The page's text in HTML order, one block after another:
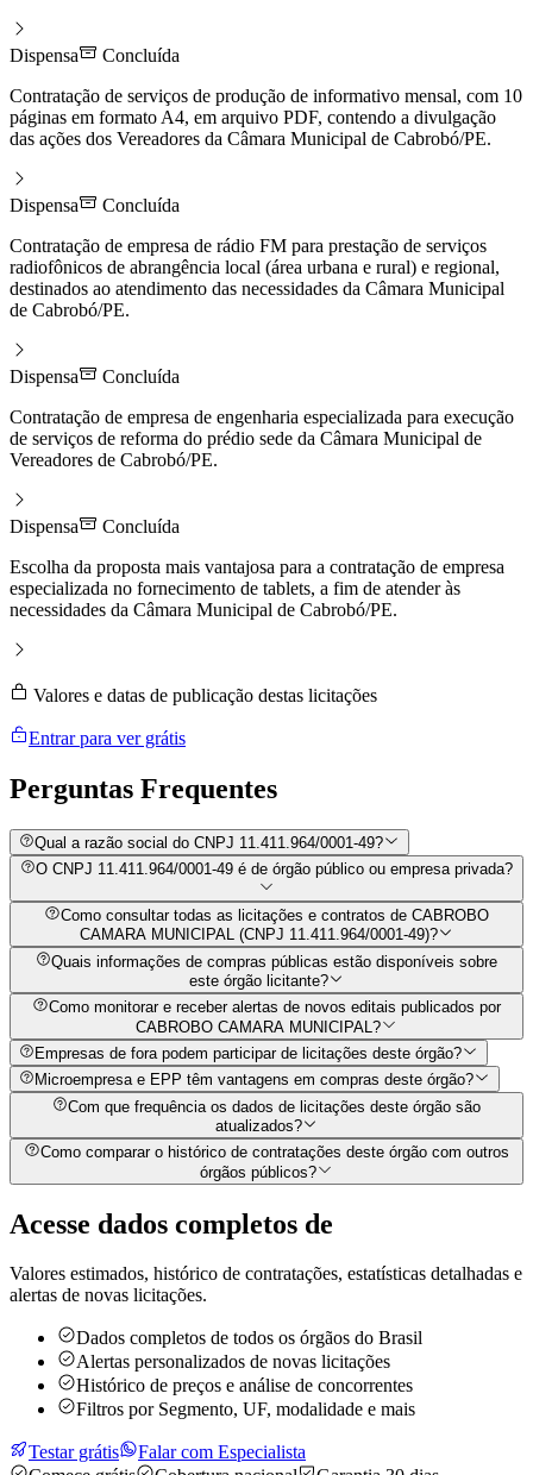
Dispensa
Concluída
Contratação de serviços de produção de informativo mensal, com 10
páginas em formato A4, em arquivo PDF, contendo a divulgação
das ações dos Vereadores da Câmara Municipal de Cabrobó/PE.
Dispensa
Concluída
Contratação de empresa de rádio FM para prestação de serviços
radiofônicos de abrangência local (área urbana e rural) e regional,
destinados ao atendimento das necessidades da Câmara Municipal
de Cabrobó/PE.
Dispensa
Concluída
Contratação de empresa de engenharia especializada para execução
de serviços de reforma do prédio sede da Câmara Municipal de
Vereadores de Cabrobó/PE.
Dispensa
Concluída
Escolha da proposta mais vantajosa para a contratação de empresa
especializada no fornecimento de tablets, a fim de atender às
necessidades da Câmara Municipal de Cabrobó/PE.
Valores e datas de publicação destas licitações
Entrar para ver grátis
Perguntas Frequentes
Qual a razão social do CNPJ 11.411.964/0001-49?
O CNPJ 11.411.964/0001-49 é de órgão público ou empresa privada?
Como consultar todas as licitações e contratos de CABROBO
CAMARA MUNICIPAL (CNPJ 11.411.964/0001-49)?
Quais informações de compras públicas estão disponíveis sobre
este órgão licitante?
Como monitorar e receber alertas de novos editais publicados por
CABROBO CAMARA MUNICIPAL?
Empresas de fora podem participar de licitações deste órgão?
Microempresa e EPP têm vantagens em compras deste órgão?
Com que frequência os dados de licitações deste órgão são
atualizados?
Como comparar o histórico de contratações deste órgão com outros
órgãos públicos?
Acesse dados completos de
Valores estimados, histórico de contratações, estatísticas detalhadas e
alertas de novas licitações.
Dados completos de todos os órgãos do Brasil
Alertas personalizados de novas licitações
Histórico de preços e análise de concorrentes
Filtros por Segmento, UF, modalidade e mais
Testar grátis
Falar com Especialista